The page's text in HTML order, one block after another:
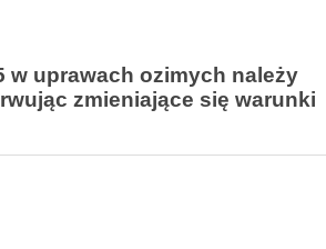
w uprawach ozimych należy
zmieniające się warunki